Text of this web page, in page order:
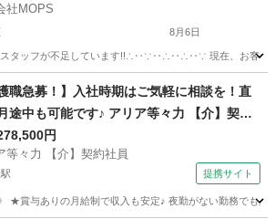
社MOPS
8月6日
フが不足しています!!∴‥∵‥∴‥∴‥∵ 現在、お客様から多
ムヘルパー スタッフ
護職急募！】入社時期はご気軽に相談を！直
途中も可能です♪ アリア等々力 【介】契約
人介護施設スタッフ
円
等々力 【介】契約社員
提携サイト
賞与ありの月給制で収入も安定♪ 夜勤がない勤務でも月